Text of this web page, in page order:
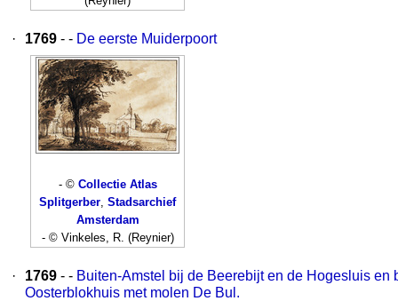
· 1769 - - De eerste Muiderpoort
- © Collectie Atlas
Splitgerber, Stadsarchief
Amsterdam
- © Vinkeles, R. (Reynier)
· 1769 - - Buiten-Amstel bij de Beerebijt en de Hogesluis en
Oosterblokhuis met molen De Bul.